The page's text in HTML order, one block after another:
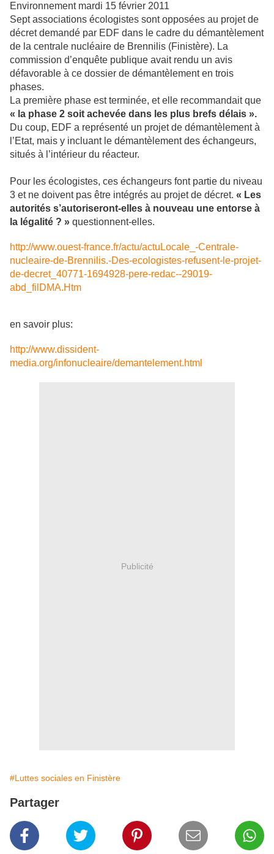
Environnement mardi 15 février 2011
Sept associations écologistes sont opposées au projet de
décret demandé par EDF dans le cadre du démantèlement
de la centrale nucléaire de Brennilis (Finistère). La
commission d’enquête publique avait rendu un avis
défavorable à ce dossier de démantèlement en trois
phases.
La première phase est terminée, et elle recommandait que
« la phase 2 soit achevée dans les plus brefs délais ».
Du coup, EDF a représenté un projet de démantèlement à
l’Etat, mais y incluant le démantèlement des échangeurs,
situés à l’intérieur du réacteur.
Pour les écologistes, ces échangeurs font partie du niveau
3 et ne doivent pas être intégrés au projet de décret. « Les
autorités s’autoriseront-elles à nouveau une entorse à
la légalité ? » questionnent-elles.
http://www.ouest-france.fr/actu/actuLocale_-Centrale-
nucleaire-de-Brennilis.-Des-ecologistes-refusent-le-projet-
de-decret_40771-1694928-pere-redac--29019-
abd_filDMA.Htm
en savoir plus:
http://www.dissident-
media.org/infonucleaire/demantelement.html
Publicité
#Luttes sociales en Finistère
Partager